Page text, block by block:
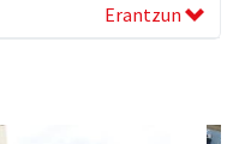
Erantzun